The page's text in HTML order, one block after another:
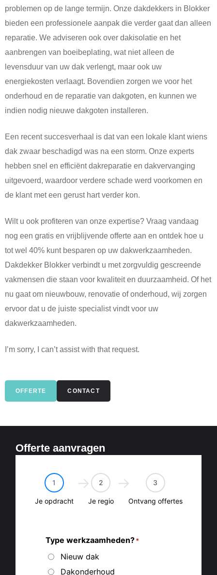
problemen op de lange termijn. Onze dakdekkers in Blokker
bieden een professionele aanpak die verder gaat dan alleen
reparatie. We adviseren ook over dakisolatie en het
aanbrengen van boeibeplating, wat niet alleen de
levensduur van uw dak verlengt, maar ook uw
energiekosten verlaagt. Bovendien zorgen we voor het
onderhoud en de reparatie van dakgoten, en kunnen we
indien nodig nieuwe dakgoten installeren.
Een recent succesverhaal is dat van een lokale klant wiens
dak zwaar beschadigd was na een storm. Onze experts
hebben snel en efficiënt dakreparatie en dakvervanging
uitgevoerd, waardoor verdere schade werd voorkomen en
de klant met een gerust hart verder kon.
Wilt u ook profiteren van onze expertise? Vraag vandaag
nog een gratis en vrijblijvende offerte aan en ontdek hoe u
tot wel 40% kunt besparen op uw dakwerkzaamheden.
Dakdekker Blokker verbindt u met zorgvuldig gescreende
vakmensen die staan voor kwaliteit en duurzaamheid. Of het
nu gaat om nieuwbouw, renovatie of onderhoud, wij zorgen
ervoor dat u de juiste specialist vindt voor uw
dakwerkzaamheden.
I’m sorry, I can’t assist with that request.
OFFERTE CONTACT
Offerte aanvragen